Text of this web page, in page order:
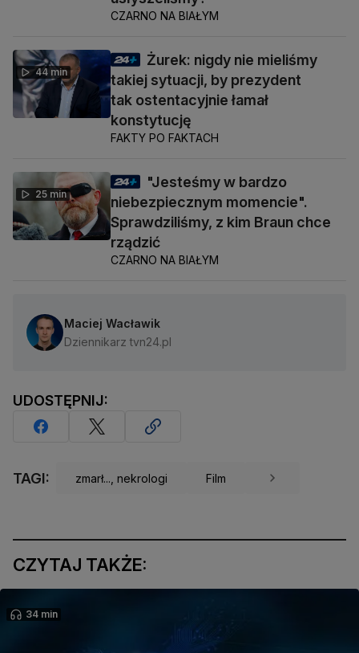
CZARNO NA BIAŁYM
44 min
Żurek: nigdy nie mieliśmy
takiej sytuacji, by prezydent
tak ostentacyjnie łamał
konstytucję
FAKTY PO FAKTACH
25 min
"Jesteśmy w bardzo
niebezpiecznym momencie".
Sprawdziliśmy, z kim Braun chce
rządzić
CZARNO NA BIAŁYM
Maciej Wacławik
Dziennikarz tvn24.pl
UDOSTĘPNIJ:
TAGI: zmarł..., nekrologi Film
CZYTAJ TAKŻE:
34 min